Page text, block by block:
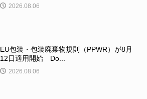
2026.08.06
EU包装・包装廃棄物規則（PPWR）が8月
12日適用開始 Do...
2026.08.06